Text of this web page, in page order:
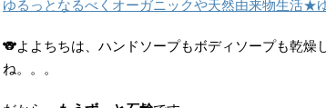
ゆるっとなるべくオーガニックや天然由来物生活★
🐨よよちちは、ハンドソープもボディソープも乾燥
ね。。。